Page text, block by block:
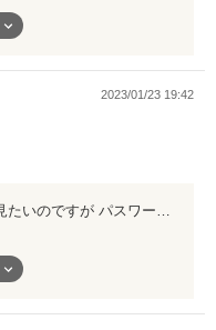
2023/01/23 19:42